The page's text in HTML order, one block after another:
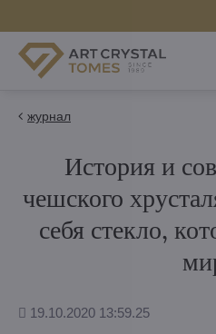
журнал
История и
чешского
себя стекло,
Дополнено
19.10.2020 13:59.25